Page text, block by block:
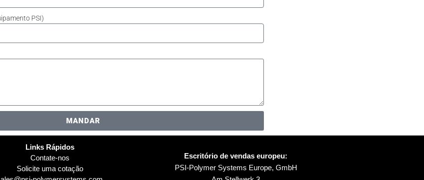
PSI)
MANDAR
Links Rápidos
Contate-nos
Solicite uma cotação
Escritório de vendas europeu:
PSI-Polymer Systems Europe, GmbH